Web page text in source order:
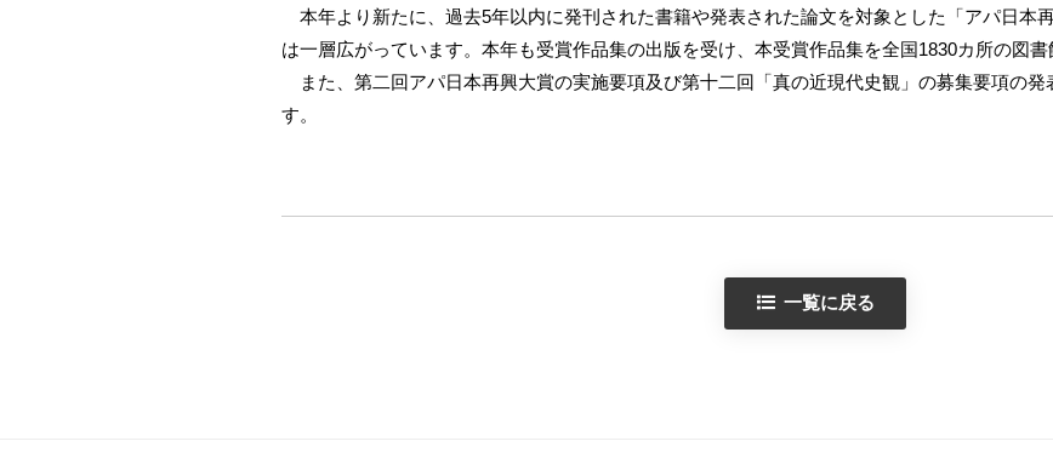
本年より新たに、過去5年以内に発刊された書籍や発表された論文を対象とした「アパ日本
は一層広がっています。本年も受賞作品集の出版を受け、本受賞作品集を全国1830カ所の図書
また、第二回アパ日本再興大賞の実施要項及び第十二回「真の近現代史観」の募集要項の発
す。
一覧に戻る